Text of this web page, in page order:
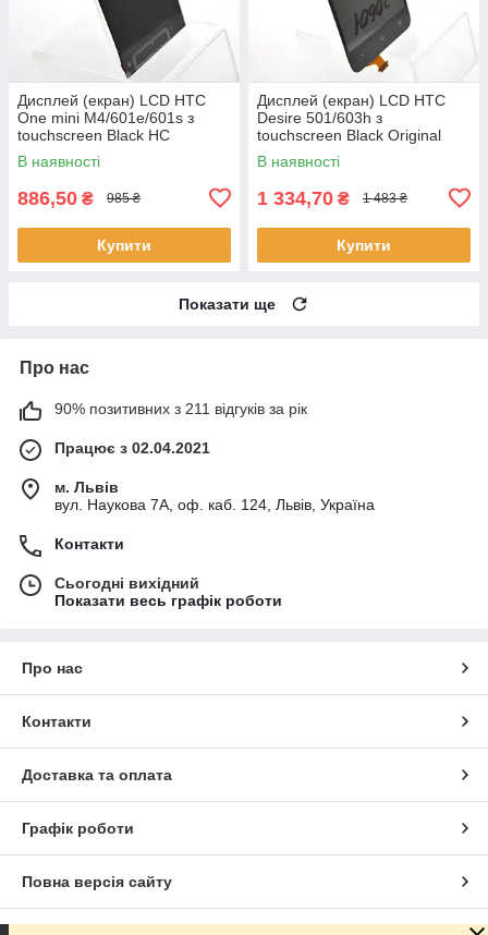
Дисплей (екран) LCD HTC
One mini M4/601e/601s з
touchscreen Black HC
В наявності
886,50 ₴ 985 ₴
Купити
Дисплей (екран) LCD HTC
Desire 501/603h з
touchscreen Black Original
В наявності
1 334,70 ₴ 1 483 ₴
Купити
Показати ще
Про нас
90% позитивних з 211 відгуків за рік
Працює з 02.04.2021
м. Львів
вул. Наукова 7А, оф. каб. 124, Львів, Україна
Контакти
Сьогодні вихідний
Показати весь графік роботи
Про нас
Контакти
Доставка та оплата
Графік роботи
Повна версія сайту